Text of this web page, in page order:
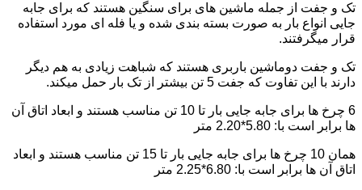
تک و جفت از جمله ماشین های برای سنگین هستند که برای جابه
جایی انواع بار به صورت بسته بندی شده و یا فله ای مورد استفاده
قرار میگرفتند.
تک و جفت دوماشین باربری هستند که شباهت زیادی به هم دیگر
دارند با این تفاوت که جفت 5 تن بیشتر از تک بار حمل میکند.
6 چرخ ها برای جابه جایی بار تا 10 تن مناسب هستند و ابعاد اتاق آن
ها برابر است با: 5.80*2.20 متر
همان 10 چرخ ها برای جابه جایی بار تا 15 تن مناسب هستند و ابعاد
اتاق آن ها برابر است با: 6.80*2.25 متر